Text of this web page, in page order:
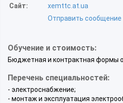
Сайт:
xemttc.at.ua
Отправить сообщение
Обучение и стоимость:
Бюджетная и контрактная формы
Перечень специальностей:
- электроснабжение;
- монтаж и эксплуатация